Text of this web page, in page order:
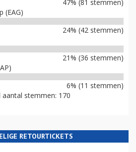
47% (81 stemmen)
(EAG)
24% (42 stemmen)
21% (36 stemmen)
6% (11 stemmen)
aantal stemmen: 170
RETOURTICKETS